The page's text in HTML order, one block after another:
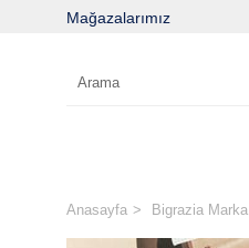
Mağazalarımız
Anasayfa Bigrazia Marka